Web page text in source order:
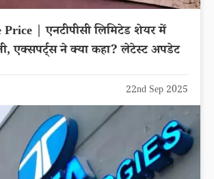
| एनटीपीसी लिमिटेड शेयर में
एक्सपर्ट्स ने क्या कहा? लेटेस्ट अपडेट
22nd Sep 2025